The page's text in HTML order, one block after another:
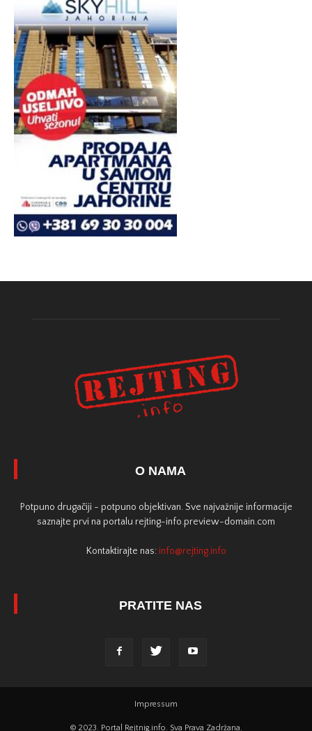
O NAMA
Potpuno drugačiji - potpuno objektivan. Sve najvažnije informacije
saznajte prvi na portalu rejting-info.preview-domain.com
Kontaktirajte nas: info@rejting.info
PRATITE NAS
Impressum
© 2023. Portal Rejtnig.info. Sva Prava Zadržana.